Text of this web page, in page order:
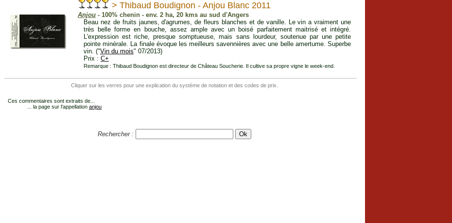
> Thibaud Boudignon - Anjou Blanc 2011
Anjou - 100% chenin - env. 2 ha, 20 kms au sud d'Angers
Beau nez de fruits jaunes, d'agrumes, de fleurs blanches et de vanille. Le vin a vraiment une
très belle forme en bouche, assez ample avec un boisé parfaitement maitrisé et intégré.
L'expression est riche, presque somptueuse, mais sans lourdeur, soutenue par une petite
pointe minérale. La finale évoque les meilleurs savennières avec une belle amertume. Superbe
vin. ("Vin du mois" 07/2013)
Prix : C+
Remarque : Thibaud Boudignon est directeur de Château Soucherie. Il cultive sa propre vigne le week-end.
Cliquer sur les verres pour une explication du système de notation et des codes de prix.
Ces commentaires sont extraits de...
... la page sur l'appellation anjou
Rechercher :